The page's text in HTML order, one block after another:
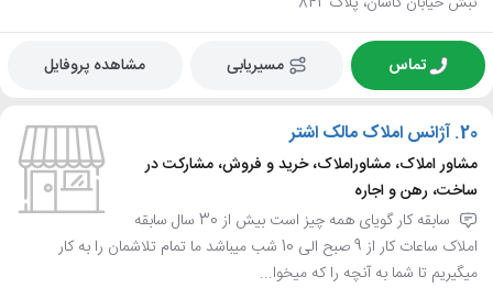
تماس مسیریابی مشاهده پروفایل
20. آژانس املاک مالک اشتر
مشاور املاک، مشاوراملاک، خرید و فروش، مشارکت در
ساخت، رهن و اجاره
سابقه کار گویای همه چیز است بیش از 30 سال سابقه
املاک ساعات کار از 9 صبح الی 10 شب میباشد ما تمام تلاشمان را به کار
میگیریم تا شما به آنچه را که میخوا...